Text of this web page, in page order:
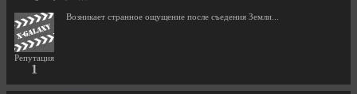
Репутация
1
Возникает странное ощущение после съедения Земли...